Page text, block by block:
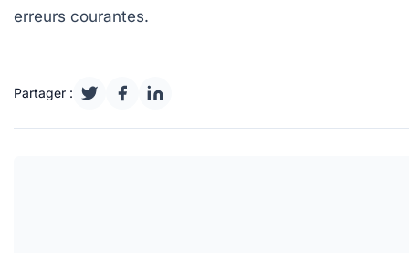
erreurs courantes.
Partager :